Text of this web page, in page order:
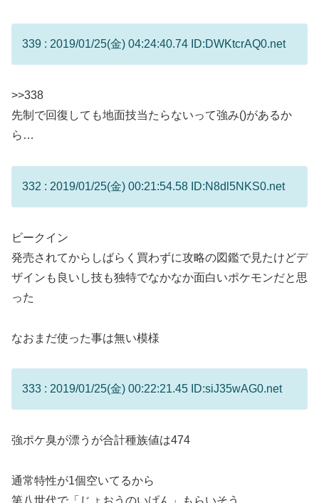
339 : 2019/01/25(金) 04:24:40.74 ID:DWKtcrAQ0.net
>>338
先制で回復しても地面技当たらないって強み()があるか
ら…
332 : 2019/01/25(金) 00:21:54.58 ID:N8dl5NKS0.net
ビークイン
発売されてからしばらく買わずに攻略の図鑑で見たけどデ
ザインも良いし技も独特でなかなか面白いポケモンだと思
った
なおまだ使った事は無い模様
333 : 2019/01/25(金) 00:22:21.45 ID:siJ35wAG0.net
強ポケ臭が漂うが合計種族値は474
通常特性が1個空いてるから
第八世代で「じょおうのいげん」もらいそう